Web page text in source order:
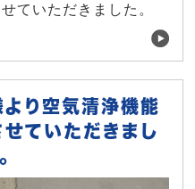
ていただきました。
り空気清浄機能
ていただきまし